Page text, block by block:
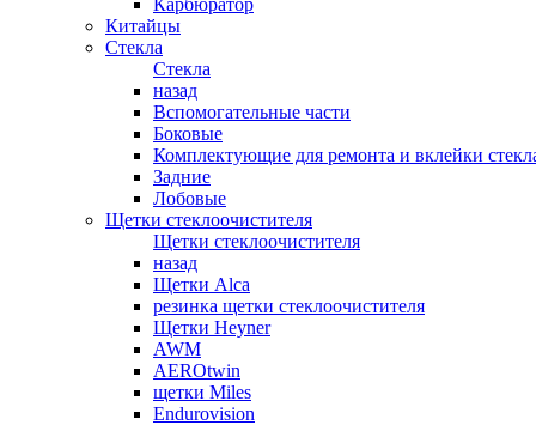
Карбюратор
Китайцы
Стекла
Стекла
назад
Вспомогательные части
Боковые
Комплектующие для ремонта и вклейки
Задние
Лобовые
Щетки стеклоочистителя
Щетки стеклоочистителя
назад
Щетки Alca
резинка щетки стеклоочистителя
Щетки Heyner
AWM
AEROtwin
щетки Miles
Endurovision